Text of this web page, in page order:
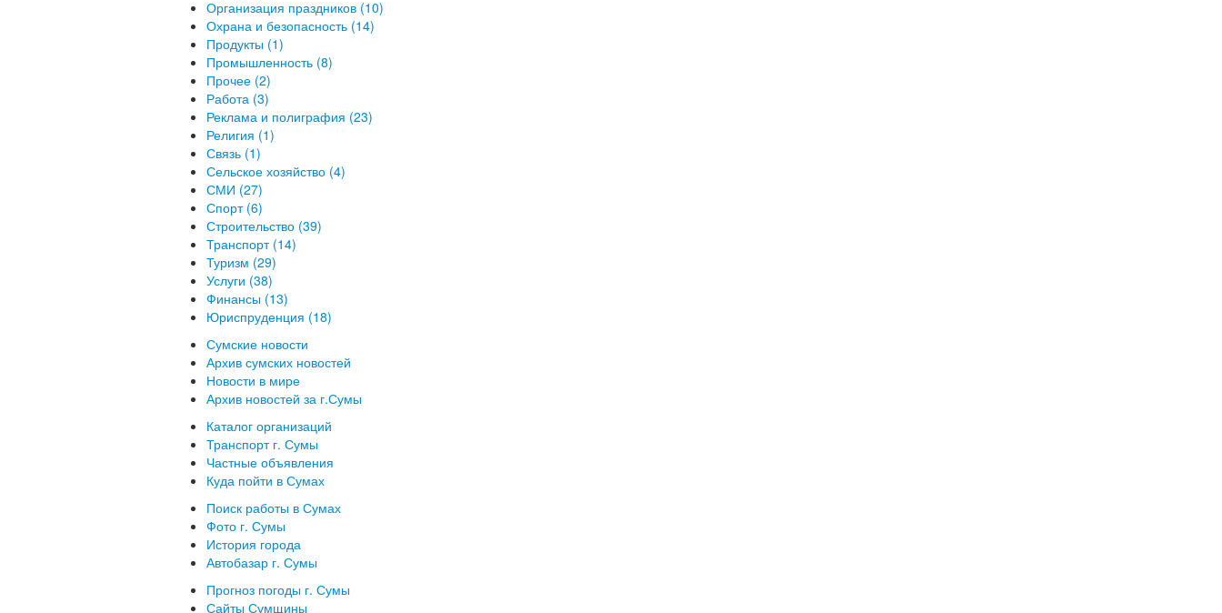
Организация праздников (10)
Охрана и безопасность (14)
Продукты (1)
Промышленность (8)
Прочее (2)
Работа (3)
Реклама и полиграфия (23)
Религия (1)
Связь (1)
Сельское хозяйство (4)
СМИ (27)
Спорт (6)
Строительство (39)
Транспорт (14)
Туризм (29)
Услуги (38)
Финансы (13)
Юриспруденция (18)
Сумские новости
Архив сумских новостей
Новости в мире
Архив новостей за г.Сумы
Каталог организаций
Транспорт г. Сумы
Частные объявления
Куда пойти в Сумах
Поиск работы в Сумах
Фото г. Сумы
История города
Автобазар г. Сумы
Прогноз погоды г. Сумы
Сайты Сумщины